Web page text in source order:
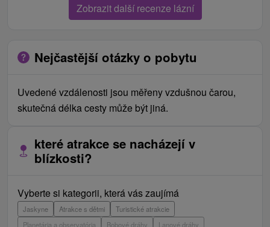
Zobrazit další recenze lázní
Nejčastější otázky o pobytu
Uvedené vzdálenosti jsou měřeny vzdušnou čarou,
skutečná délka cesty může být jiná.
které atrakce se nacházejí v
blízkosti?
Vyberte si kategorii, která vás zaujímá
Jaskyne Atrakce s dětmi
Turistické atrakcie
Planetária a observatória
Bobové dráhy
Lanové dráhy